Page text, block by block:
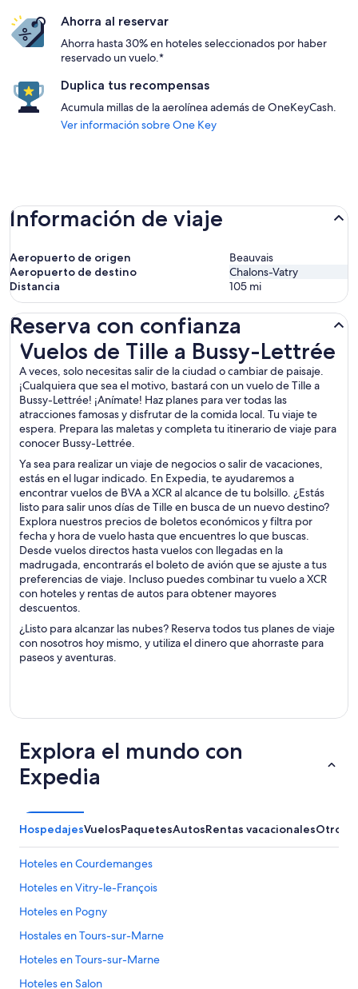
Ahorra al reservar
Ahorra hasta 30% en hoteles seleccionados por haber
reservado un vuelo.*
Duplica tus recompensas
Acumula millas de la aerolínea además de OneKeyCash.
Ver información sobre One Key
Información de viaje
Aeropuerto de origen
Beauvais
Aeropuerto de destino
Chalons-Vatry
Distancia
105 mi
Reserva con confianza
Vuelos de Tille a Bussy-Lettrée
A veces, solo necesitas salir de la ciudad o cambiar de paisaje.
¡Cualquiera que sea el motivo, bastará con un vuelo de Tille a
Bussy-Lettrée! ¡Anímate! Haz planes para ver todas las
atracciones famosas y disfrutar de la comida local. Tu viaje te
espera. Prepara las maletas y completa tu itinerario de viaje para
conocer Bussy-Lettrée.
Ya sea para realizar un viaje de negocios o salir de vacaciones,
estás en el lugar indicado. En Expedia, te ayudaremos a
encontrar vuelos de BVA a XCR al alcance de tu bolsillo. ¿Estás
listo para salir unos días de Tille en busca de un nuevo destino?
Explora nuestros precios de boletos económicos y filtra por
fecha y hora de vuelo hasta que encuentres lo que buscas.
Desde vuelos directos hasta vuelos con llegadas en la
madrugada, encontrarás el boleto de avión que se ajuste a tus
preferencias de viaje. Incluso puedes combinar tu vuelo a XCR
con hoteles y rentas de autos para obtener mayores
descuentos.
¿Listo para alcanzar las nubes? Reserva todos tus planes de viaje
con nosotros hoy mismo, y utiliza el dinero que ahorraste para
paseos y aventuras.
Vuelos de Tille a Bussy-Lettrée
Explora el mundo con
Expedia
HospedajesVuelosPaquetesAutosRentas vacacionalesOtros
Hoteles en Courdemanges
Hoteles en Vitry-le-François
Hoteles en Pogny
Hostales en Tours-sur-Marne
Hoteles en Tours-sur-Marne
Hoteles en Salon